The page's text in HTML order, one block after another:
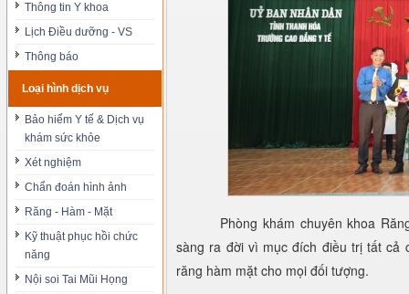
Thông tin Y khoa
Lịch Điều dưỡng - VS
Thông báo
Loại hình dịch vụ
Bảo hiểm Y tế & Dịch vụ
khám sức khỏe
Xét nghiệm
Chẩn đoán hình ảnh
Răng - Hàm - Mặt
Kỹ thuật phục hồi chức
năng
Nội soi Tai Mũi Họng
Phòng khám chuyên khoa
sàng ra đời vì mục đích điều trị tất cả
răng hàm mặt cho mọi đối tượng.